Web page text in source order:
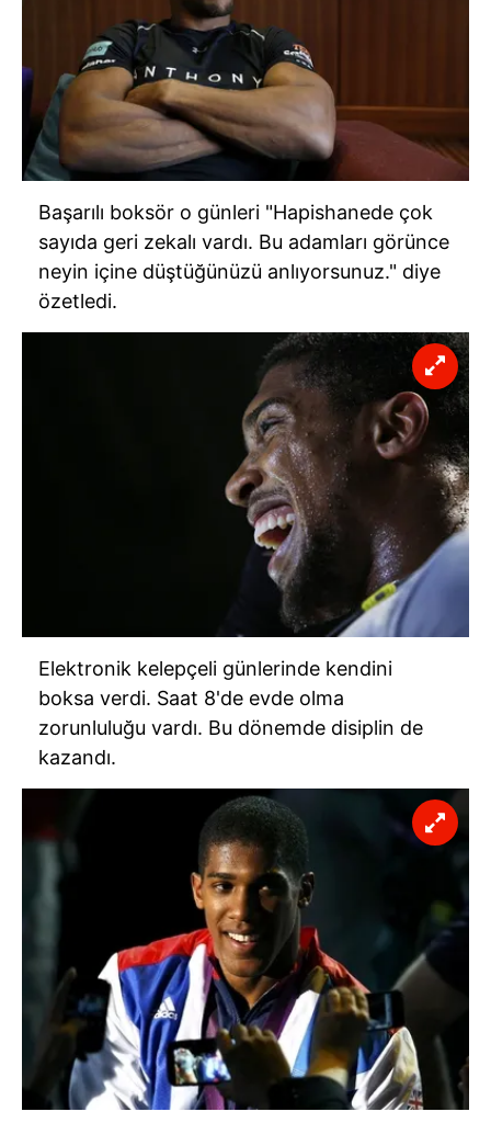
Başarılı boksör o günleri "Hapishanede çok
sayıda geri zekalı vardı. Bu adamları görünce
neyin içine düştüğünüzü anlıyorsunuz." diye
özetledi.
Elektronik kelepçeli günlerinde kendini
boksa verdi. Saat 8'de evde olma
zorunluluğu vardı. Bu dönemde disiplin de
kazandı.